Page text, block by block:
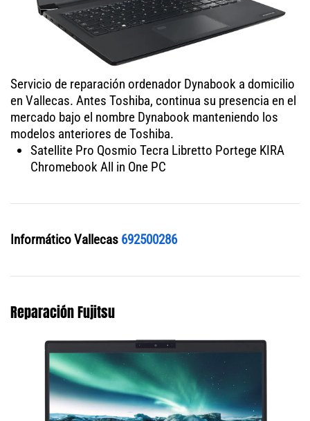
Servicio de reparación ordenador Dynabook a domicilio
en Vallecas. Antes Toshiba, continua su presencia en el
mercado bajo el nombre Dynabook manteniendo los
modelos anteriores de Toshiba.
Satellite Pro Qosmio Tecra Libretto Portege KIRA
Chromebook All in One PC
Informático Vallecas 692500286
Reparación Fujitsu